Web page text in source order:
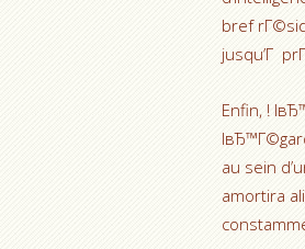
bref
jusqu’Г
Enfin, !
au sein
amortira